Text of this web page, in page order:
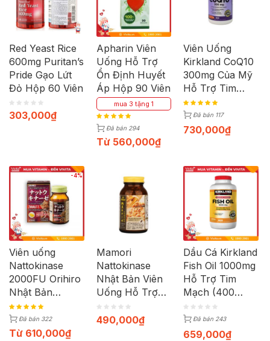
Red Yeast Rice
600mg Puritan’s
Pride Gạo Lứt
Đỏ Hộp 60 Viên
303,000₫
Apharin Viên
Uống Hỗ Trợ
Ổn Định Huyết
Áp Hộp 90 Viên
mua 3 tặng 1
Đã bán 294
Từ 560,000₫
Viên Uống
Kirkland CoQ10
300mg Của Mỹ
Hỗ Trợ Tim
Mạch (Chai 100
Viên)
Đã bán 117
730,000₫
-4%
Viên uống
Nattokinase
2000FU Orihiro
Nhật Bản
chống đột quỵ
(60 viên)
Đã bán 322
Từ 610,000₫
Mamori
Nattokinase
Nhật Bản Viên
Uống Hỗ Trợ
Phòng Ngừa
Đột Quỵ (Hộp
490,000₫
Dầu Cá Kirkland
Fish Oil 1000mg
Hỗ Trợ Tim
Mạch (400
Viên)
Đã bán 243
659,000₫